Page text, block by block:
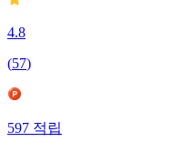
4.8
(57)
597적립